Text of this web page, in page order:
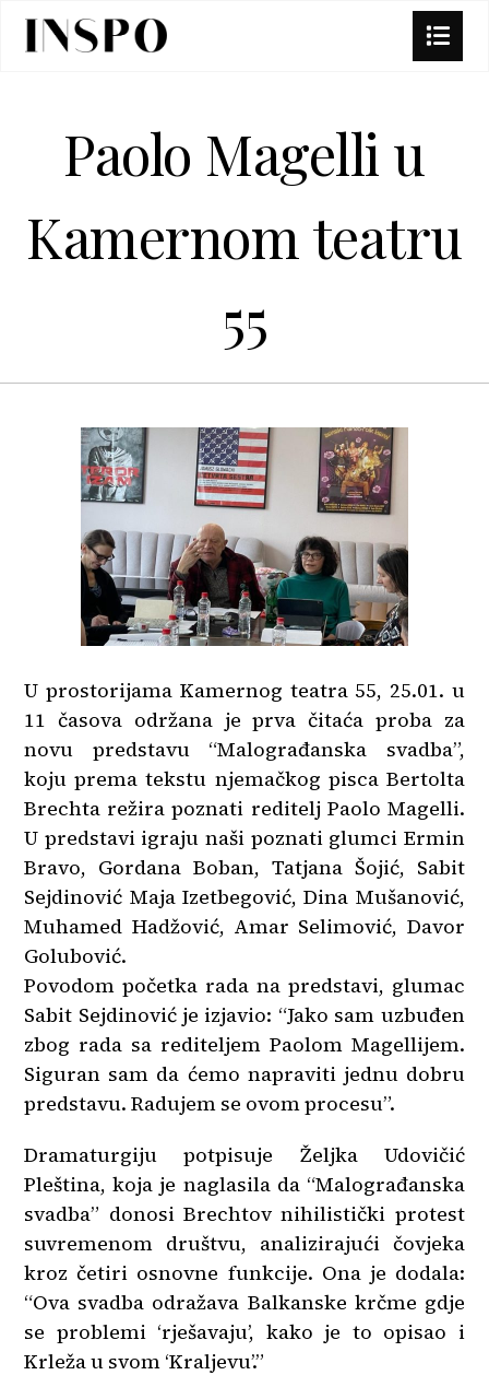
Paolo Magelli u
Kamernom teatru
55
U prostorijama Kamernog teatra 55, 25.01. u
11 časova održana je prva čitaća proba za
novu predstavu “Malograđanska svadba”,
koju prema tekstu njemačkog pisca Bertolta
Brechta režira poznati reditelj Paolo Magelli.
U predstavi igraju naši poznati glumci Ermin
Bravo, Gordana Boban, Tatjana Šojić, Sabit
Sejdinović Maja Izetbegović, Dina Mušanović,
Muhamed Hadžović, Amar Selimović, Davor
Golubović.
Povodom početka rada na predstavi, glumac
Sabit Sejdinović je izjavio: “Jako sam uzbuđen
zbog rada sa rediteljem Paolom Magellijem.
Siguran sam da ćemo napraviti jednu dobru
predstavu. Radujem se ovom procesu”.
Dramaturgiju potpisuje Željka Udovičić
Pleština, koja je naglasila da “Malograđanska
svadba” donosi Brechtov nihilistički protest
suvremenom društvu, analizirajući čovjeka
kroz četiri osnovne funkcije. Ona je dodala:
“Ova svadba odražava Balkanske krčme gdje
se problemi ‘rješavaju’, kako je to opisao i
Krleža u svom ‘Kraljevu’.”